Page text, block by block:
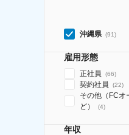
沖縄県 (91)
雇用形態
正社員 (66)
契約社員 (22)
その他（FCオ
ど）
(4)
年収